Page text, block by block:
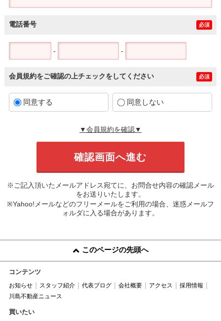
電話番号 必須
- -
会員規約をご確認の上チェックをしてください 必須
同意する 同意しない
▼会員規約を確認▼
※ご記入頂いたメールアドレス宛てに、お問合せ内容の確認メール
をお送りいたします。
※Yahoo!メールなどのフリーメールをご利用の場合、迷惑メールフ
ォルダに入る場合があります。
このページの先頭へ
コンテンツ
お知らせ スタッフ紹介 代表ブログ 会社概要 アクセス
採用情報
川島不動産ニュース
買いたい